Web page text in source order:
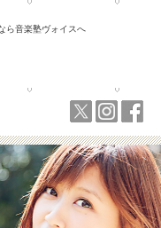
ら音楽塾ヴォイスへ